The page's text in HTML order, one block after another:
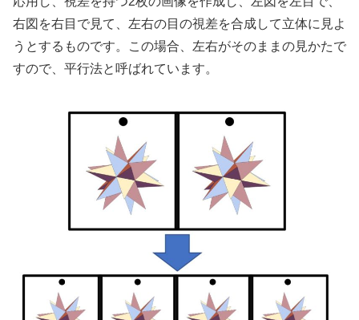
右図を右目で見て、左右の目の視差を合成して立体に見よ
うとするものです。この場合、左右がそのままの見かたで
すので、平行法と呼ばれています。